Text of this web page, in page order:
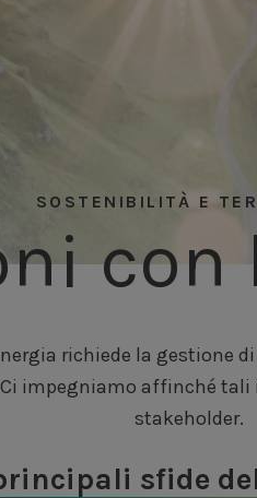
SOSTENIBILITÀ E
con
richiede la
impegniamo affinché
stakeholder.
sfide